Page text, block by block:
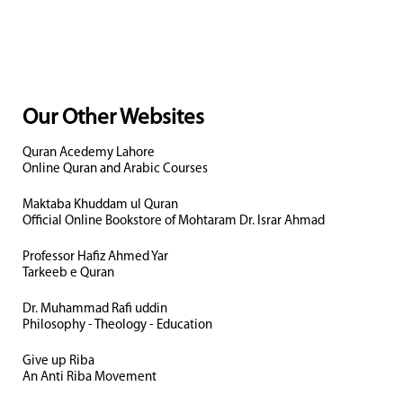
Our Other Websites
Quran Acedemy Lahore
Online Quran and Arabic Courses
Maktaba Khuddam ul Quran
Official Online Bookstore of Mohtaram Dr. Israr Ahmad
Professor Hafiz Ahmed Yar
Tarkeeb e Quran
Dr. Muhammad Rafi uddin
Philosophy - Theology - Education
Give up Riba
An Anti Riba Movement